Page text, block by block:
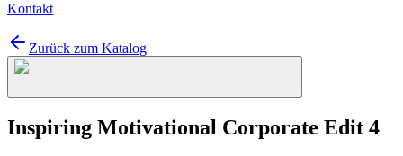
Kontakt
Zurück zum Katalog
Inspiring Motivational Corporate Edit 4